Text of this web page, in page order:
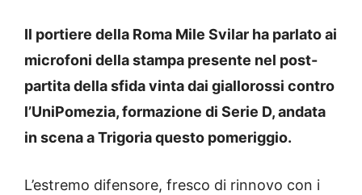
Il portiere della Roma Mile Svilar ha parlato ai
microfoni della stampa presente nel post-
partita della sfida vinta dai giallorossi contro
l’UniPomezia, formazione di Serie D, andata
in scena a Trigoria questo pomeriggio.
L’estremo difensore, fresco di rinnovo con i